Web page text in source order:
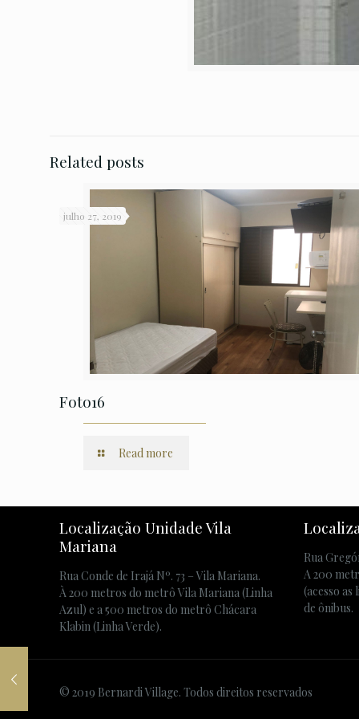
Related posts
julho 27, 2019
Foto16
Read more
Localização Unidade Vila
Mariana
Rua Conde de Irajá Nº. 73 – Vila Mariana.
À 200 metros do metrô Vila Mariana (Linha
Azul) e a 500 metros do metrô Chácara
Klabin (Linha Verde).
Rua
A 200
(acesso
de ônibus.
© 2019 Bernardi Village. Todos direitos reservados